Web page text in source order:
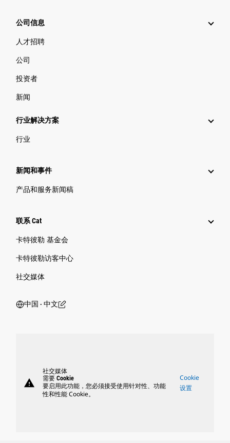
公司信息
人才招聘
公司
投资者
新闻
行业解决方案
行业
新闻和事件
产品和服务新闻稿
联系 Cat
卡特彼勒 基金会
卡特彼勒访客中心
社交媒体
中国 ‧ 中文
warning
社交媒体
需要 Cookie
要启用此功能，您必须接受使用针对性、功能
性和性能 Cookie。
Cookie
设置